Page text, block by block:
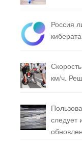
Россия
км/ч.
следует